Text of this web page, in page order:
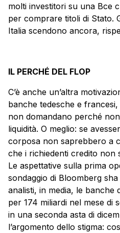
molti investitori su una Bce
per comprare titoli di Stato.
Italia scendono ancora,
IL PERCHÉ DEL FLOP
C’è anche un’altra
banche tedesche e
non domandano perché
liquidità. O meglio: se
corposa non saprebbero a
che i richiedenti credito non
Le aspettative sulla prima
sondaggio di Bloomberg
analisti, in media, le
per 174 miliardi nel mese di
in una seconda asta di
l’argomento dello stigma: